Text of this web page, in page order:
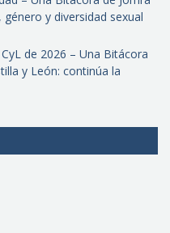
y diversidad sexual
de 2026 – Una Bitácora
y León: continúa la